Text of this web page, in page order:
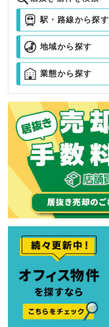
駅・路線から探す
地域から探す
業態から探す